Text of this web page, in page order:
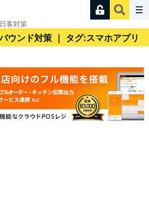
客対策
ウンド対策 ｜ タグ:スマホアプリ